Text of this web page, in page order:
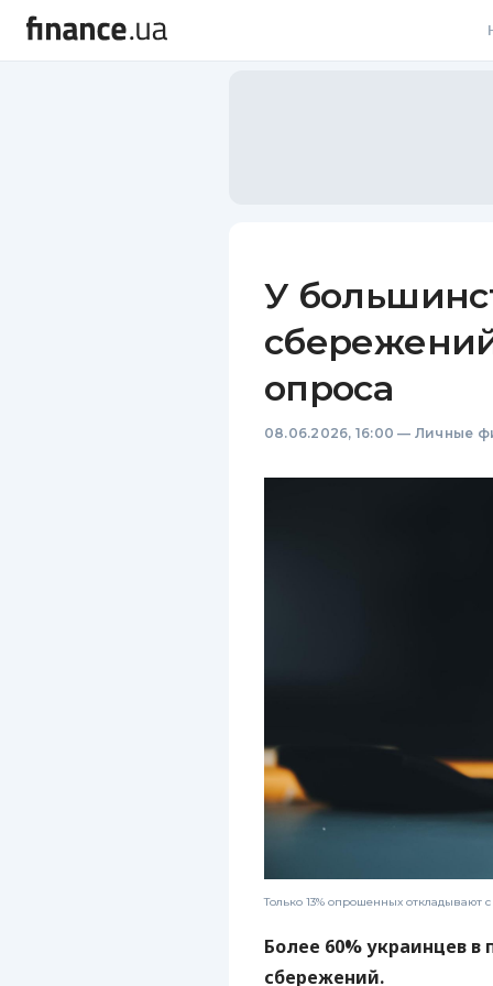
У
опроса
08.06.2026, 16:00 — Личные
Только 13% опрошенных откладывают
Более 60% украинцев
сбережений.